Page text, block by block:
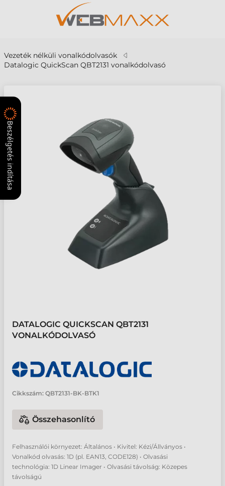
Vezeték nélküli vonalkódolvasók
Datalogic QuickScan QBT2131 vonalkódolvasó
DATALOGIC QUICKSCAN QBT2131
VONALKÓDOLVASÓ
Cikkszám: QBT2131-BK-BTK1
Összehasonlító
Felhasználói környezet: Általános • Kivitel: Kézi/Állványos •
Vonalkód olvasás: 1D (pl. EAN13, CODE128) • Olvasási
technológia: 1D Linear Imager • Olvasási távolság: Közepes
távolságú
Beszélgetés indítása